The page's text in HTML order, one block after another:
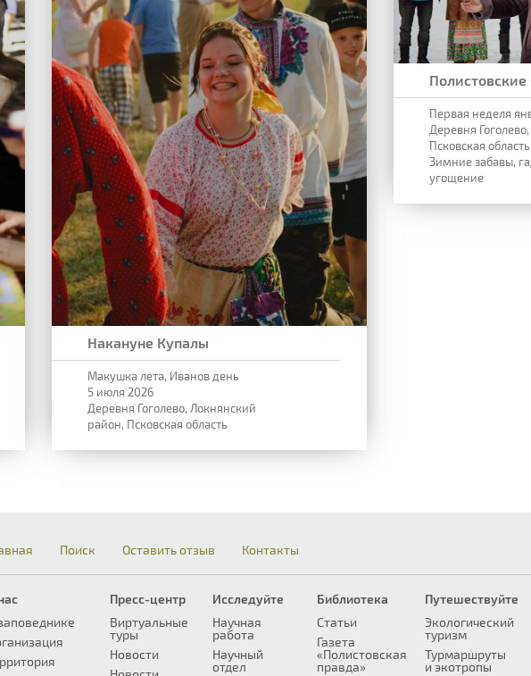
Накануне Купалы
Макушка лета, Иванов день
5 июля 2026
Деревня Гоголево, Локнянский
район, Псковская область
Полистовские
Первая неделя
Деревня
Псковская область
Зимние забавы,
угощение
Поиск Оставить отзыв Контакты
Пресс-центр
Виртуальные
туры
Новости
Исследуйте
Научная
работа
Научный
отдел
Библиотека
Статьи
Газета
«Полистовская
правда»
Путешествуйте
Экологический
туризм
Турмаршруты
и экотропы